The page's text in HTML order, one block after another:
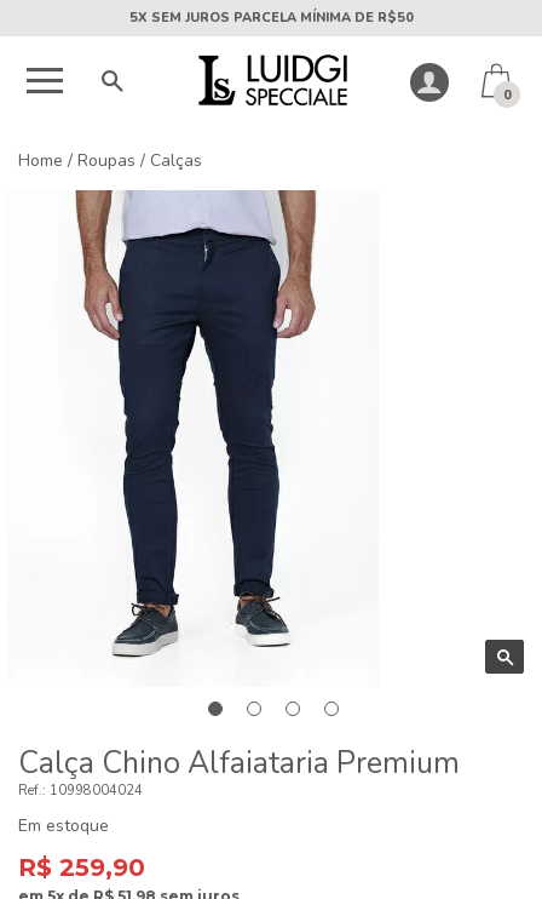
5X SEM JUROS PARCELA MÍNIMA DE R$50
0
Home / Roupas / Calças
Calça Chino Alfaiataria Premium
10998004024
Em estoque
R$ 259,90